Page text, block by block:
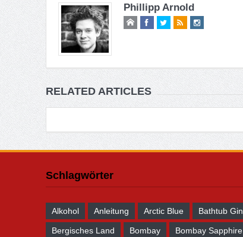
Phillipp Arnold
RELATED ARTICLES
Schlagwörter
Alkohol Anleitung Arctic Blue Bathtub Gin
Bergisches Land Bombay Bombay Sapphire